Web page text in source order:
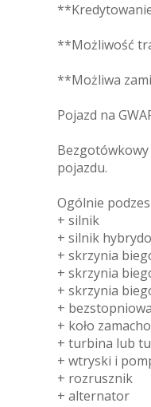
**Możliwość
**Możliwa
Pojazd na
pojazdu.
Ogólnie
+ silnik
+ silnik
+ skrzynia
+ skrzynia
+ skrzynia
+
+ koło
+ turbina lub
+ wtryski i
+ rozrusznik
+ alternator